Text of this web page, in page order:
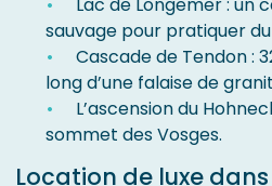
sauvage pour pratiquer
Cascade de Tendon :
long d’une falaise de
L’ascension du
sommet des Vosges.
Location de luxe